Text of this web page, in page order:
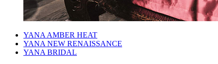
YANA AMBER HEAT
YANA NEW RENAISSANCE
YANA BRIDAL